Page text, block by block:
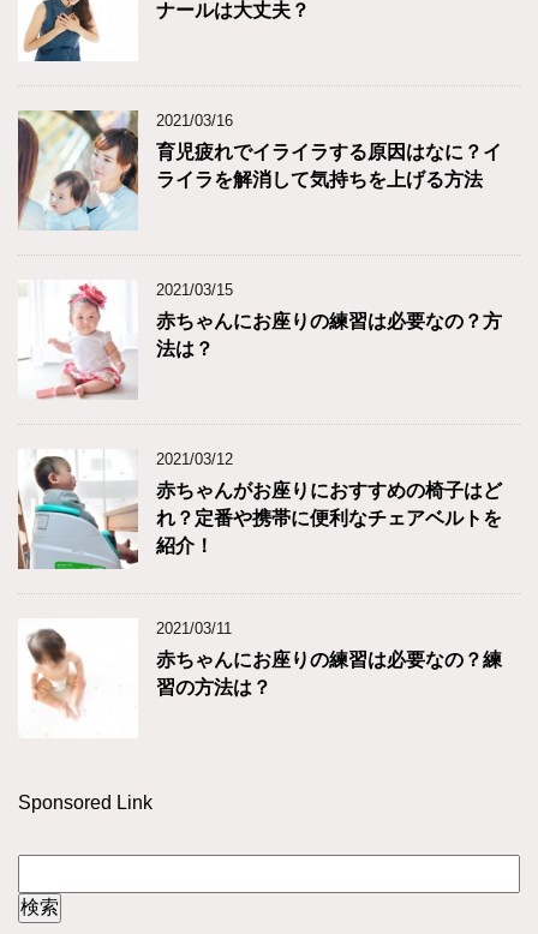
ナールは大丈夫？
2021/03/16
育児疲れでイライラする原因はなに？イ
ライラを解消して気持ちを上げる方法
2021/03/15
赤ちゃんにお座りの練習は必要なの？方
法は？
2021/03/12
赤ちゃんがお座りにおすすめの椅子はど
れ？定番や携帯に便利なチェアベルトを
紹介！
2021/03/11
赤ちゃんにお座りの練習は必要なの？練
習の方法は？
Sponsored Link